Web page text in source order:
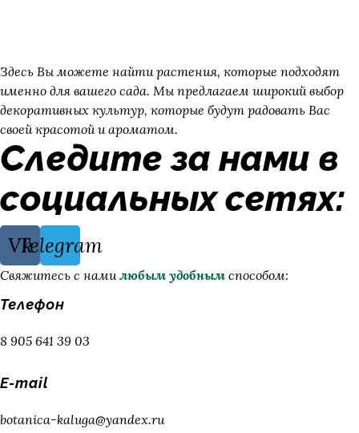
Здесь Вы можете найти растения, которые подходят
именно для вашего сада. Мы предлагаем широкий выбор
декоративных культур, которые будут радовать Вас
своей красотой и ароматом.
Следите за нами в
социальных сетях:
Vk
Telegram
Свяжитесь с намилюбым удобным способом:
Телефон
8 905 641 39 03
E-mail
botanica-kaluga@yandex.ru